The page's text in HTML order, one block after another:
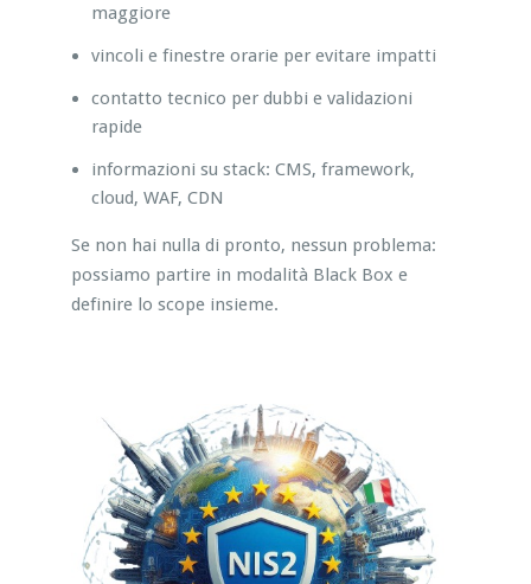
maggiore
vincoli e finestre orarie per evitare impatti
contatto tecnico per dubbi e validazioni
rapide
informazioni su stack: CMS, framework,
cloud, WAF, CDN
Se non hai nulla di pronto, nessun problema:
possiamo partire in modalità Black Box e
definire lo scope insieme.